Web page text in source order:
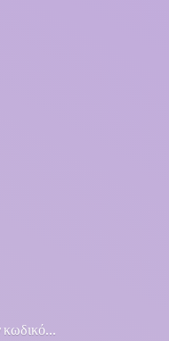
κωδικό...